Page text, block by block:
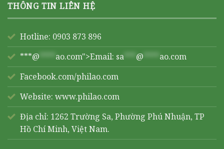
THÔNG TIN LIÊN HỆ
Hotline: 0903 873 896
***@ **** ao.com">Email: sa *** @ **** ao.com
Facebook.com/philao.com
Website: www.philao.com
Địa chỉ: 1262 Trường Sa, Phường Phú Nhuận, TP
Hồ Chí Minh, Việt Nam.